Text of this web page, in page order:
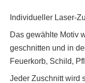
Individueller Laser-
Das gewählte Motiv
geschnitten und in
Feuerkorb, Schild,
Jeder Zuschnitt wird